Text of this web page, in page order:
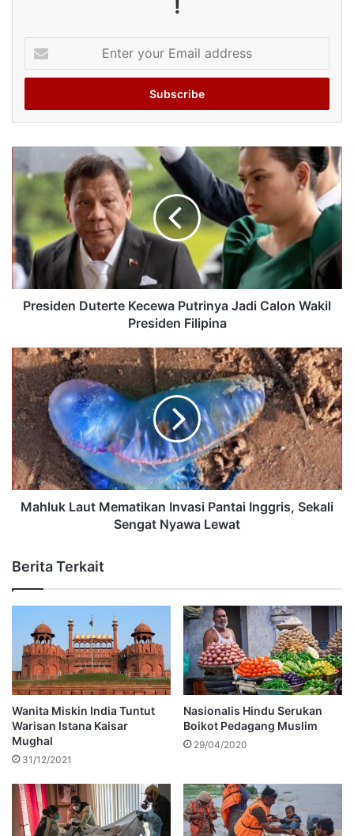
!
your
Email
Presiden Duterte Kecewa Putrinya Jadi Calon Wakil
Presiden Filipina
Mahluk Laut Mematikan Invasi Pantai Inggris, Sekali
Sengat Nyawa Lewat
Berita Terkait
Wanita Miskin India Tuntut
Warisan Istana Kaisar
Mughal
31/12/2021
Nasionalis Hindu Serukan
Boikot Pedagang Muslim
29/04/2020